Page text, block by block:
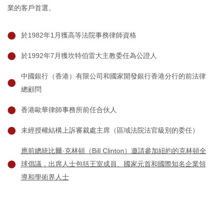
業的客戶首選。
於1982年1月獲高等法院事務律師資格
於1992年7月獲坎特伯雷大主教委任為公證人
中國銀行（香港）有限公司和國家開發銀行香港分行的前法律
總顧問
香港歐華律師事務所前任合伙人
未經授權結構上訴審裁處主席（區域法院法官級別的委任）
應前總統比爾·克林頓（Bill Clinton）邀請參加紐約的克林頓全
球倡議，出席人士包括王室成員、國家元首和國際知名企業領
導和學術界人士